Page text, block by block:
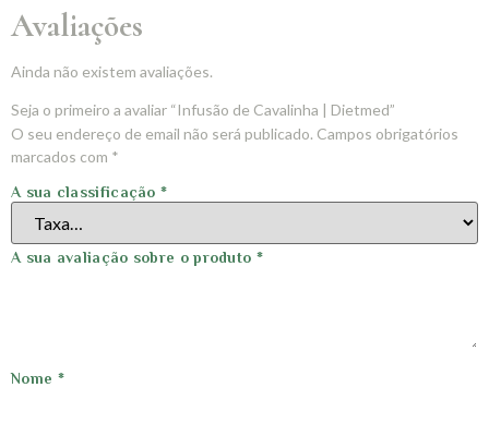
Avaliações
Ainda não existem avaliações.
Seja o primeiro a avaliar “Infusão de Cavalinha | Dietmed”
O seu endereço de email não será publicado. Campos obrigatórios
marcados com *
A sua classificação*
A sua avaliação sobre o produto *
Nome *